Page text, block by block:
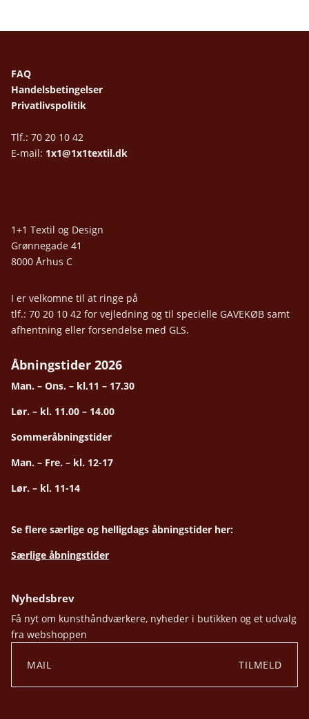
FAQ
Handelsbetingelser
Privatlivspolitik
Tlf.: 70 20 10 42
E-mail: 1x1@1x1textil.dk
1+1 Textil og Design
Grønnegade 41
8000 Århus C
I er velkomne til at ringe på
tlf.: 70 20 10 42 for vejledning og til specielle GAVEKØB samt
afhentning eller forsendelse med GLS.
Åbningstider 2026
Man. – Ons. – kl.11 – 17.30
Lør. – kl. 11.00 – 14.00
Sommeråbningstider
Man. – Fre. – kl. 12-17
Lør. – kl. 11-14
Se flere særlige og helligdags åbningstider her:
Særlige åbningstider
Nyhedsbrev
Få nyt om kunsthåndværkere, nyheder i butikken og et udvalg
fra webshoppen
TILMELD